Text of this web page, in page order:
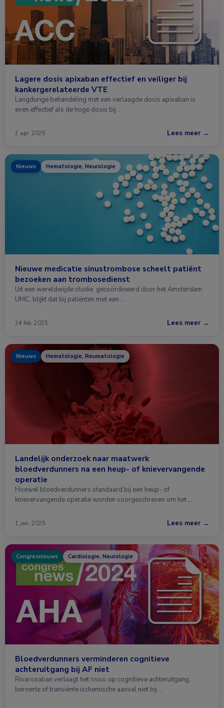
Lagere dosis apixaban effectief en veiliger bij
kankergerelateerde VTE
Langdurige behandeling met een verlaagde dosis apixaban is
even effectief als de hoge dosis bij …
2 apr. 2025 Lees meer →
Nieuws Hematologie, Neurologie
Nieuwe medicatie sinustrombose scheelt patiënt
bezoeken aan trombosedienst
Uit een wereldwijde studie, gecoördineerd door het Amsterdam
UMC, blijkt dat bij patiënten met een …
24 feb. 2025 Lees meer →
Nieuws Hematologie, Reumatologie
Landelijk onderzoek naar maatwerk
bloedverdunners na een heup- of knievervangende
operatie
Hoewel bloedverdunners standaard bij een heup- of
knievervangende operatie worden voorgeschreven om het …
1 jan. 2025 Lees meer →
Congresnieuws Cardiologie, Neurologie
Bloedverdunners verminderen cognitieve
achteruitgang bij AF niet
Rivaroxaban verlaagt het risico op cognitieve achteruitgang,
beroerte of transiënte ischemische aanval niet bij …